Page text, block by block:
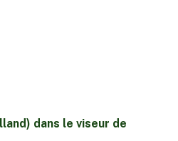
dans le viseur de